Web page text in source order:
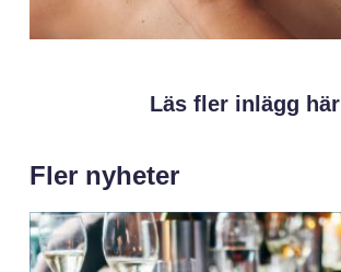
Läs fler inlägg här
Fler nyheter